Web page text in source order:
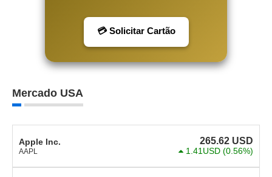
💳 Solicitar Cartão
Mercado USA
Apple Inc.
AAPL
265.62 USD
1.41USD (0.56%)